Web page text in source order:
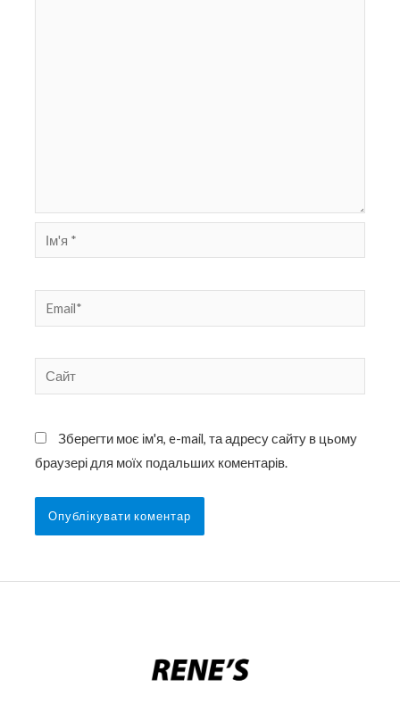
Ім'я
*
Email*
Сайт
Зберегти моє ім'я, e-mail, та адресу сайту в цьому
браузері для моїх подальших коментарів.